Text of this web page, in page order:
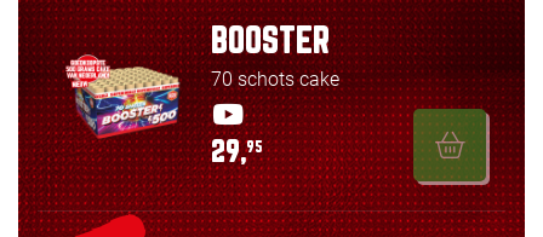
BOOSTER
70 schots cake
29,95